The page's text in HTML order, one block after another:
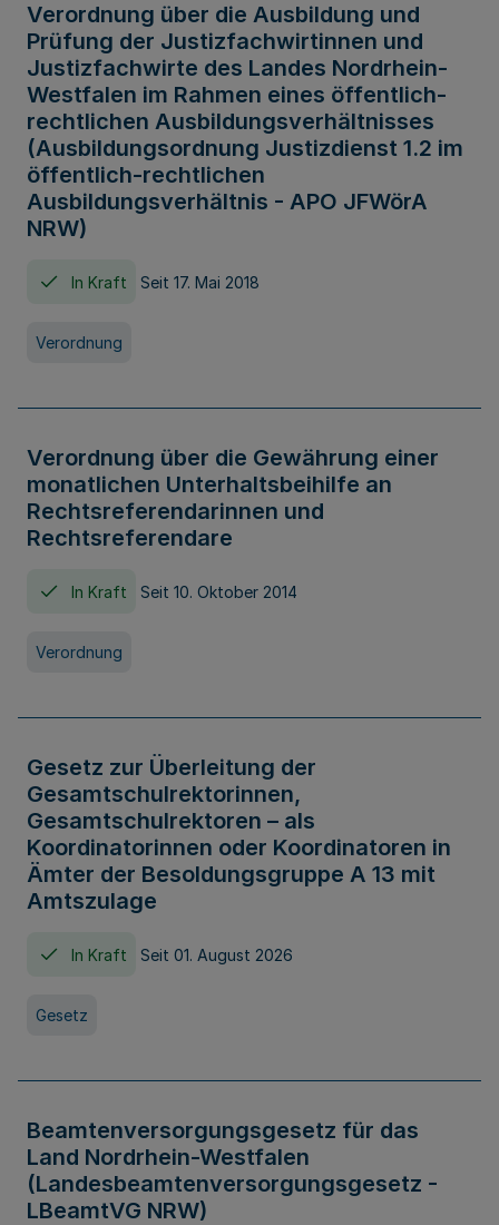
Verordnung über die Ausbildung und
Prüfung der Justizfachwirtinnen und
Justizfachwirte des Landes Nordrhein-
Westfalen im Rahmen eines öffentlich-
rechtlichen Ausbildungsverhältnisses
(Ausbildungsordnung Justizdienst 1.2 im
öffentlich-rechtlichen
Ausbildungsverhältnis - APO JFWörA
NRW)
In Kraft Seit 17. Mai 2018
Verordnung
Verordnung über die Gewährung einer
monatlichen Unterhaltsbeihilfe an
Rechtsreferendarinnen und
Rechtsreferendare
In Kraft Seit 10. Oktober 2014
Verordnung
Gesetz zur Überleitung der
Gesamtschulrektorinnen,
Gesamtschulrektoren – als
Koordinatorinnen oder Koordinatoren in
Ämter der Besoldungsgruppe A 13 mit
Amtszulage
In Kraft Seit 01. August 2026
Gesetz
Beamtenversorgungsgesetz für das
Land Nordrhein-Westfalen
(Landesbeamtenversorgungsgesetz -
LBeamtVG NRW)